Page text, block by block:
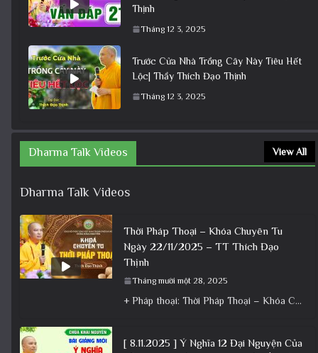
Thịnh
Tháng 12 3, 2025
Trước Cửa Nhà Trồng Cây Này Tiêu Hết
Lộc| Thầy Thích Đạo Thịnh
Tháng 12 3, 2025
Dharma Talk Videos View All
Dharma Talk Videos
Thời Pháp Thoại – Khóa Chuyên Tu
Ngày 22/11/2025 – TT Thích Đạo
Thịnh
Tháng mười một 28, 2025
+ Pháp thoại: Thời Pháp Thoại – Khóa Chuyên Tu Ngày 22/11/2025 – TT Thích Đạo Thịnh + Album: Pháp
[ 8.11.2025 ] Ý Nghĩa 12 Đại Nguyện Của